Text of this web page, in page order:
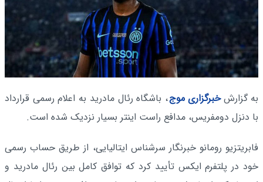
به گزارشخبرگزاری موج، باشگاه رئال مادرید به اعلام رسمی قرارداد
با دنزل دومفریس، مدافع راست اینتر بسیار نزدیک شده است.
فابریتزیو رومانو خبرنگار سرشناس ایتالیایی، از طریق حساب رسمی
خود در پلتفرم ایکس تأیید کرد که توافق کامل بین رئال مادرید و